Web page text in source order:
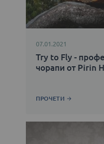
07.01.2021
Try to Fly -
чорапи от Pirin
ПРОЧЕТИ